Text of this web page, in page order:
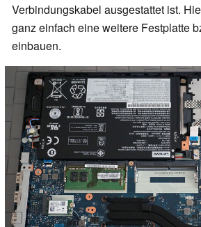
Verbindungskabel ausgestattet ist.
ganz einfach eine weitere Festplatte
einbauen.